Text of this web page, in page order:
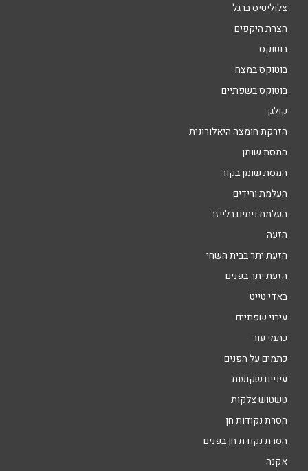
צלוליטיס ברגל
הצרת היקפים
בוטוקס
בוטוקס במצח
בוטוקס בשפתיים
קולגן
הזרקת חומצה היאלורונית
המסת שומן
המסת שומן בקור
העלמת ורידים
העלמת נימים בלייזר
הזעה
הזעת יתר בבית השחי
הזעת יתר בפנים
באדי טייט
עיבוי שפתיים
כתמי עור
כתמים על הפנים
עיניים שקועות
טשטוש צלקות
הסרת נקודות חן
הסרת נקודת חן בפנים
אקנה